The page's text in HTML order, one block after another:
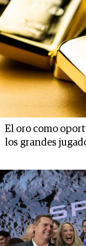
El oro como
los grandes